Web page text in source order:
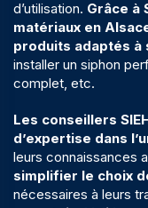
d’utilisation. Grâce à
matériaux en
produits adaptés à
installer un siphon
complet, etc.
Les conseillers
d’expertise dans
leurs connaissances
simplifier le choix
nécessaires à leurs